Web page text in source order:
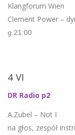
Klangforum Wien
Clement Power –
g.21:00
4 VI
DR Radio p2
A.Zubel – Not I
na głos, zespół